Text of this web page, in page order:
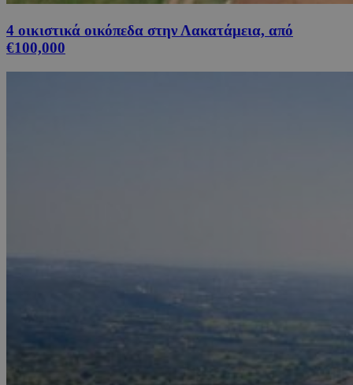
4 οικιστικά οικόπεδα στην Λακατάμεια, από
€100,000